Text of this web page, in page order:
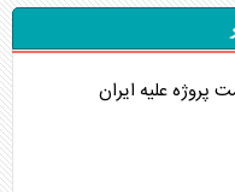
علیه ایران